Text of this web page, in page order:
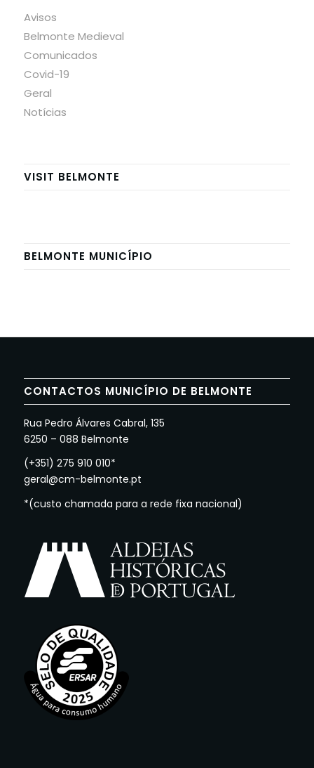
Avisos
Belmonte Medieval
Comunicados
Covid-19
Geral
Notícias
VISIT BELMONTE
BELMONTE MUNICÍPIO
CONTACTOS MUNICÍPIO DE BELMONTE
Rua Pedro Álvares Cabral, 135
6250 – 088 Belmonte
(+351) 275 910 010*
geral@cm-belmonte.pt
*(custo chamada para a rede fixa nacional)